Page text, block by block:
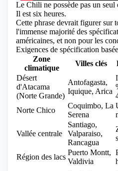
Le Chili ne possède pas un seul
Il est six heures.
Cette phrase devrait figurer sur
l'immense majorité des
américaines, et non pour les
Exigences de spécification
Zone
climatique
Villes clés
Désert
d'Atacama
(Norte Grande)
Antofagasta,
Iquique, Arica
Norte Chico
Coquimbo, La
Serena
Vallée centrale
Santiago,
Valparaiso,
Rancagua
Région des lacs
Puerto Montt,
Valdivia